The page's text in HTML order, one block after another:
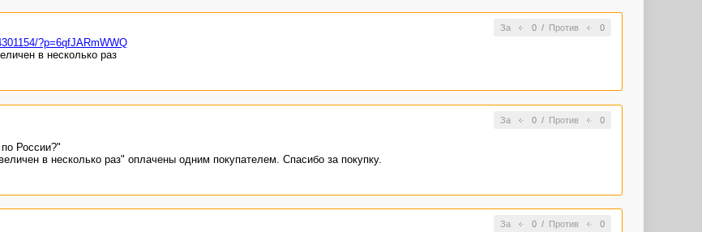
За 0/ Против 0
?p=6qfJARmWWQ
в несколько раз
За 0/ Против 0
России?"
в несколько раз" оплачены одним покупателем. Спасибо за покупку.
За 0/ Против 0